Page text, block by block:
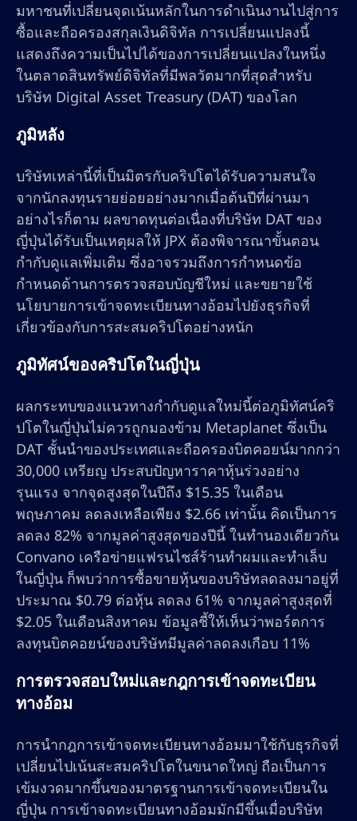
มหาชนที่เปลี่ยนจุดเน้นหลักในการดำเนินงานไปสู่การ
ซื้อและถือครองสกุลเงินดิจิทัล การเปลี่ยนแปลงนี้
แสดงถึงความเป็นไปได้ของการเปลี่ยนแปลงในหนึ่ง
ในตลาดสินทรัพย์ดิจิทัลที่มีพลวัตมากที่สุดสำหรับ
บริษัท Digital Asset Treasury (DAT) ของโลก
ภูมิหลัง
บริษัทเหล่านี้ที่เป็นมิตรกับคริปโตได้รับความสนใจ
จากนักลงทุนรายย่อยอย่างมากเมื่อต้นปีที่ผ่านมา
อย่างไรก็ตาม ผลขาดทุนต่อเนื่องที่บริษัท DAT ของ
ญี่ปุ่นได้รับเป็นเหตุผลให้ JPX ต้องพิจารณาขั้นตอน
กำกับดูแลเพิ่มเติม ซึ่งอาจรวมถึงการกำหนดข้อ
กำหนดด้านการตรวจสอบบัญชีใหม่ และขยายใช้
นโยบายการเข้าจดทะเบียนทางอ้อมไปยังธุรกิจที่
เกี่ยวข้องกับการสะสมคริปโตอย่างหนัก
ภูมิทัศน์ของคริปโตในญี่ปุ่น
ผลกระทบของแนวทางกำกับดูแลใหม่นี้ต่อภูมิทัศน์คริ
ปโตในญี่ปุ่นไม่ควรถูกมองข้าม Metaplanet ซึ่งเป็น
DAT ชั้นนำของประเทศและถือครองบิตคอยน์มากกว่า
30,000 เหรียญ ประสบปัญหาราคาหุ้นร่วงอย่าง
รุนแรง จากจุดสูงสุดในปีถึง $15.35 ในเดือน
พฤษภาคม ลดลงเหลือเพียง $2.66 เท่านั้น คิดเป็นการ
ลดลง 82% จากมูลค่าสูงสุดของปีนี้ ในทำนองเดียวกัน
Convano เครือข่ายแฟรนไชส์ร้านทำผมและทำเล็บ
ในญี่ปุ่น ก็พบว่าการซื้อขายหุ้นของบริษัทลดลงมาอยู่ที่
ประมาณ $0.79 ต่อหุ้น ลดลง 61% จากมูลค่าสูงสุดที่
$2.05 ในเดือนสิงหาคม ข้อมูลชี้ให้เห็นว่าพอร์ตการ
ลงทุนบิตคอยน์ของบริษัทมีมูลค่าลดลงเกือบ 11%
การตรวจสอบใหม่และกฎการเข้าจดทะเบียน
ทางอ้อม
การนำกฎการเข้าจดทะเบียนทางอ้อมมาใช้กับธุรกิจที่
เปลี่ยนไปเน้นสะสมคริปโตในขนาดใหญ่ ถือเป็นการ
เข้มงวดมากขึ้นของมาตรฐานการเข้าจดทะเบียนใน
ญี่ปุ่น การเข้าจดทะเบียนทางอ้อมมักมีขึ้นเมื่อบริษัท